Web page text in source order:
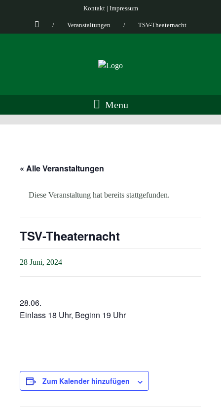
Kontakt| Impressum
/ Veranstaltungen / TSV-Theaternacht
Menu
« Alle Veranstaltungen
Diese Veranstaltung hat bereits stattgefunden.
TSV-Theaternacht
28 Juni, 2024
28.06.
Einlass 18 Uhr, Beginn 19 Uhr
Zum Kalender hinzufügen